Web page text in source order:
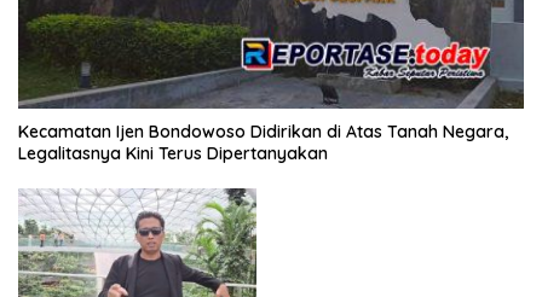
Kecamatan Ijen Bondowoso Didirikan di Atas Tanah Negara,
Legalitasnya Kini Terus Dipertanyakan